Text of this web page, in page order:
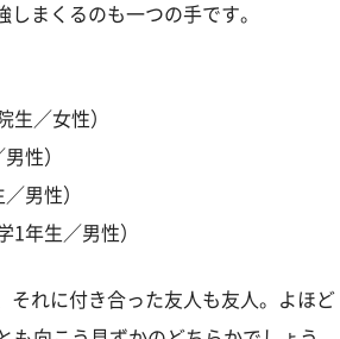
まくるのも一つの手です。
生／女性）
性）
男性）
1年生／男性）
それに付き合った友人も友人。よほど